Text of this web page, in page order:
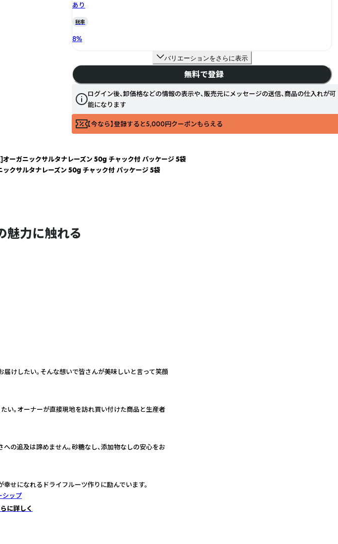
あり
税率
8%
バリエーションをさらに表示
無料で登録
ログイン後、卸価格などの情報の表示や、販売元にメッセージの送信、商品の仕入れが可
能になります
【今なら】登録すると5,000円クーポンもらえる
ーガニックサルタナレーズン 50g チャック付 パッケージ 5袋
クサルタナレーズン 50g チャック付 パッケージ 5袋
魅力に触れる
届けしたい。そんな想いで皆さんが美味しいと言って笑顔
い。オーナーが直接現地を訪れ買い付けた商品と生産者
の追及は諦めません。砂糖なし、添加物なしの安心をお
せになれるドライフルーツ作りに励んでいます。
シップ
に詳しく